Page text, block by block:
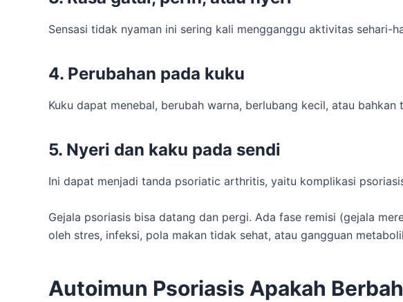
Sensasi tidak nyaman ini sering kali mengganggu aktivitas sehari-
4. Perubahan pada kuku
Kuku dapat menebal, berubah warna, berlubang kecil, atau bahkan
5. Nyeri dan kaku pada sendi
Ini dapat menjadi tanda psoriatic arthritis, yaitu komplikasi
Gejala psoriasis bisa datang dan pergi. Ada fase remisi (gejala
oleh stres, infeksi, pola makan tidak sehat, atau gangguan
Autoimun Psoriasis Apakah